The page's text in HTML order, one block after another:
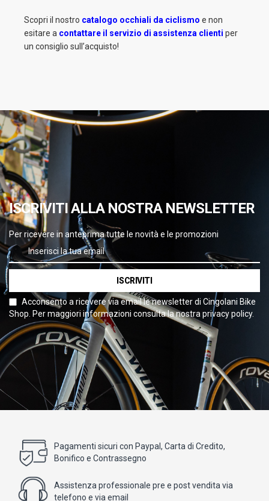
Scopri il nostro catalogo occhiali da ciclismo e non
esitare a contattare il servizio di assistenza clienti per
un consiglio sull’acquisto!
ISCRIVITI ALLA NOSTRA NEWSLETTER
Per ricevere in anteprima tutte le novità e le promozioni
ISCRIVITI
Acconsento a ricevere via email le newsletter di Cingolani Bike
Shop. Per maggiori informazioni consulta la nostra privacy policy.
Pagamenti sicuri con Paypal, Carta di Credito,
Bonifico e Contrassegno
Assistenza professionale pre e post vendita via
telefono e via email